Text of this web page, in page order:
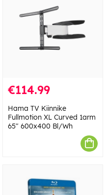
€114.99
Hama TV Kiinnike
Fullmotion XL Curved 1arm
65" 600x400 Bl/Wh